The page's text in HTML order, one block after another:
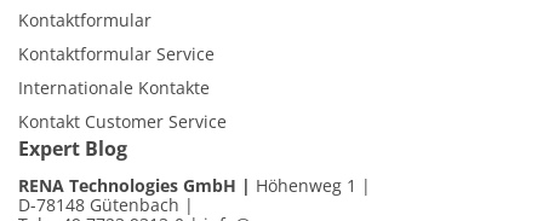
Kontaktformular
Kontaktformular Service
Internationale Kontakte
Kontakt Customer Service
Expert Blog
RENA Technologies GmbH
Höhenweg 1
D-78148 Gütenbach